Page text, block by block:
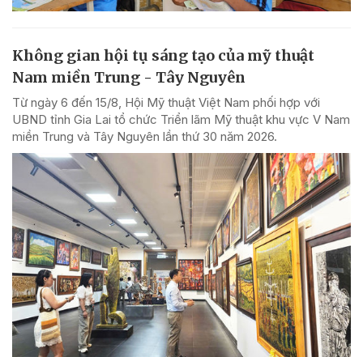
Không gian hội tụ sáng tạo của mỹ thuật
Nam miền Trung - Tây Nguyên
Từ ngày 6 đến 15/8, Hội Mỹ thuật Việt Nam phối hợp với
UBND tỉnh Gia Lai tổ chức Triển lãm Mỹ thuật khu vực V Nam
miền Trung và Tây Nguyên lần thứ 30 năm 2026.